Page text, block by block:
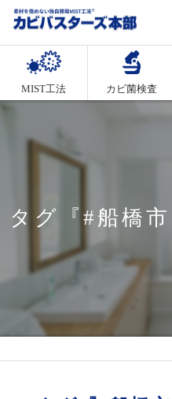
MIST工法 カビ菌検査
タグ『#船橋